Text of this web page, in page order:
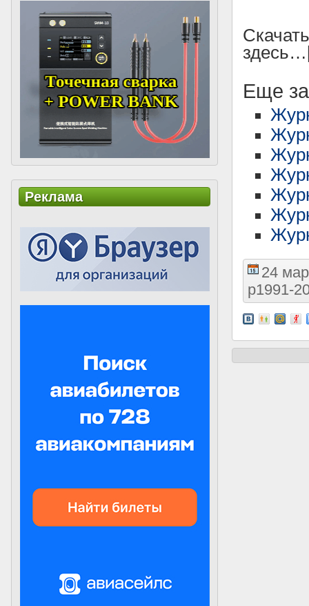
Еще
24
р1991-
Реклама